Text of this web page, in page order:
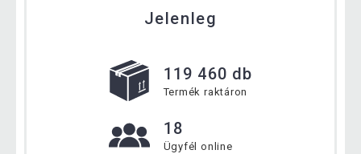
Jelenleg
119 460 db
Termék raktáron
18
Ügyfél online